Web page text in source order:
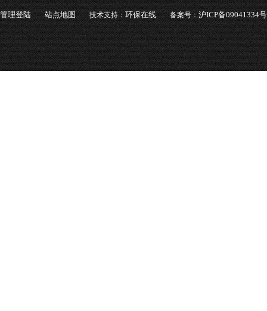
管理登陆 站点地图 技术支持：环保在线 备案号：沪ICP备09041334